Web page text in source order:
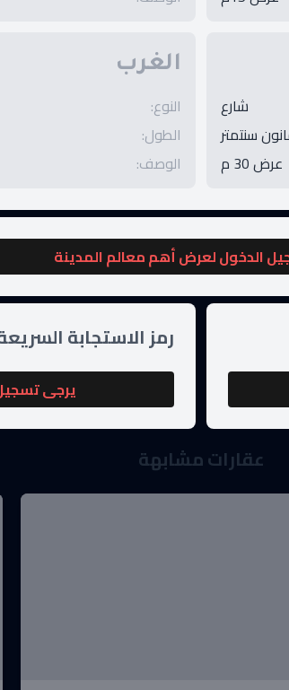
شارع
سنتمتر
عرض 30 م
الغرب
النوع:
الطول:
الوصف:
الدخول لعرض أهم معالم المدينة
رمز الاستجابة
يرجى
عقارات مشابهة